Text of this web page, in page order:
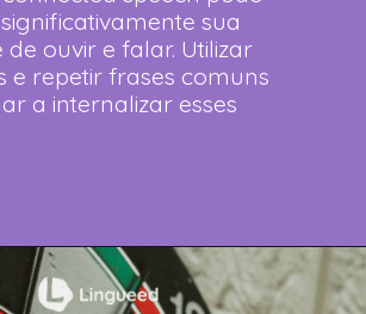
sua
de ouvir e falar. Utilizar
e repetir frases comuns
a internalizar esses